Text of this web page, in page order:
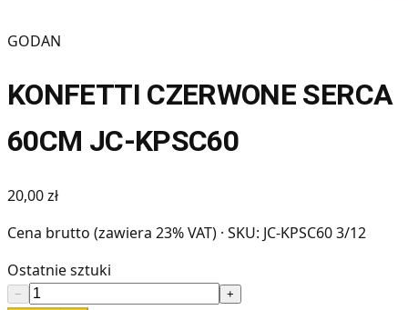
GODAN
KONFETTI CZERWONE SERCA
60CM JC-KPSC60
20,00 zł
Cena brutto (zawiera 23% VAT) · SKU: JC-KPSC60 3/12
Ostatnie sztuki
−
+